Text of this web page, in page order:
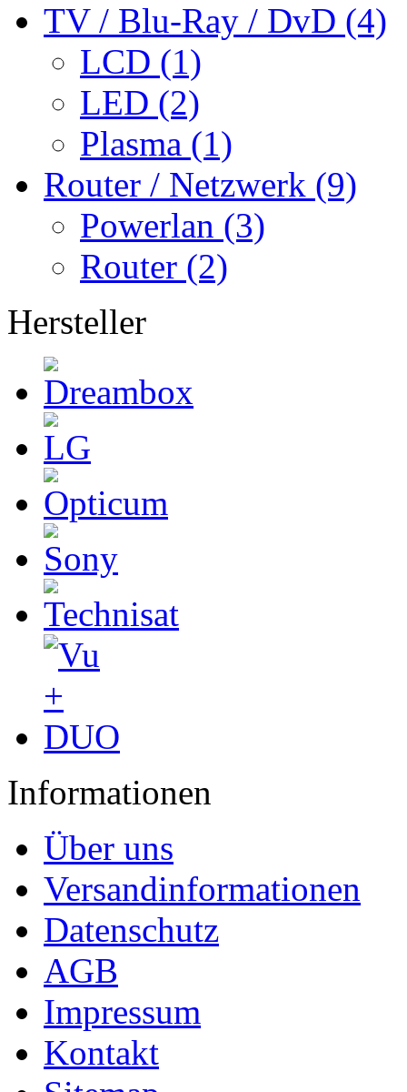
TV / Blu-Ray / DvD (4)
LCD (1)
LED (2)
Plasma (1)
Router / Netzwerk (9)
Powerlan (3)
Router (2)
Hersteller
Informationen
Über uns
Versandinformationen
Datenschutz
AGB
Impressum
Kontakt